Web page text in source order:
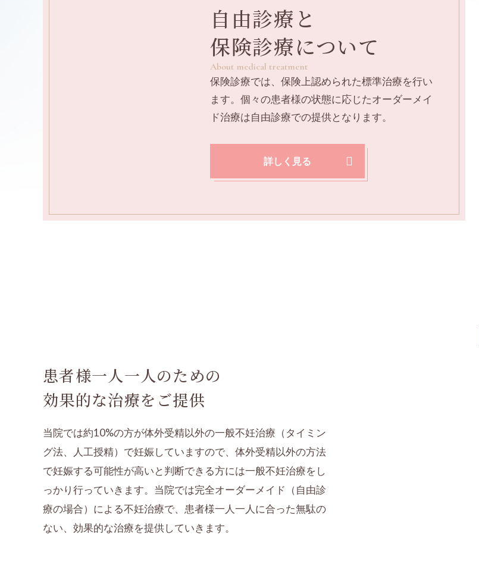
自由診療と
保険診療について
About medical treatment
保険診療では、保険上認められた標準治療を行い
ます。個々の患者様の状態に応じたオーダーメイ
ド治療は自由診療での提供となります。
詳しく見る
患者様一人一人のための
効果的な治療をご提供
当院では約10%の方が体外受精以外の一般不妊治療（タイミン
グ法、人工授精）で妊娠していますので、体外受精以外の方法
で妊娠する可能性が高いと判断できる方には一般不妊治療をし
っかり行っていきます。当院では完全オーダーメイド（自由診
療の場合）による不妊治療で、患者様一人一人に合った無駄の
ない、効果的な治療を提供していきます。